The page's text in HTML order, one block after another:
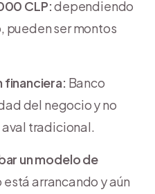
CLP:dependiendo
ser montos
financiera: Banco
del negocio y no
tradicional.
un modelo de
arrancando y aún